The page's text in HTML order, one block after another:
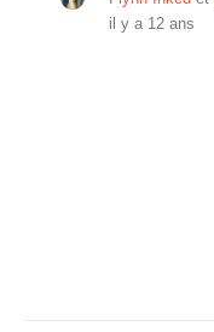
il y a 12 ans